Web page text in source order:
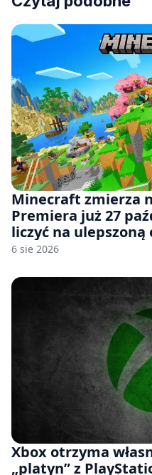
Minecraft zmierza
Premiera już 27
liczyć na
6 sie 2026
Xbox otrzyma
„platyn” z